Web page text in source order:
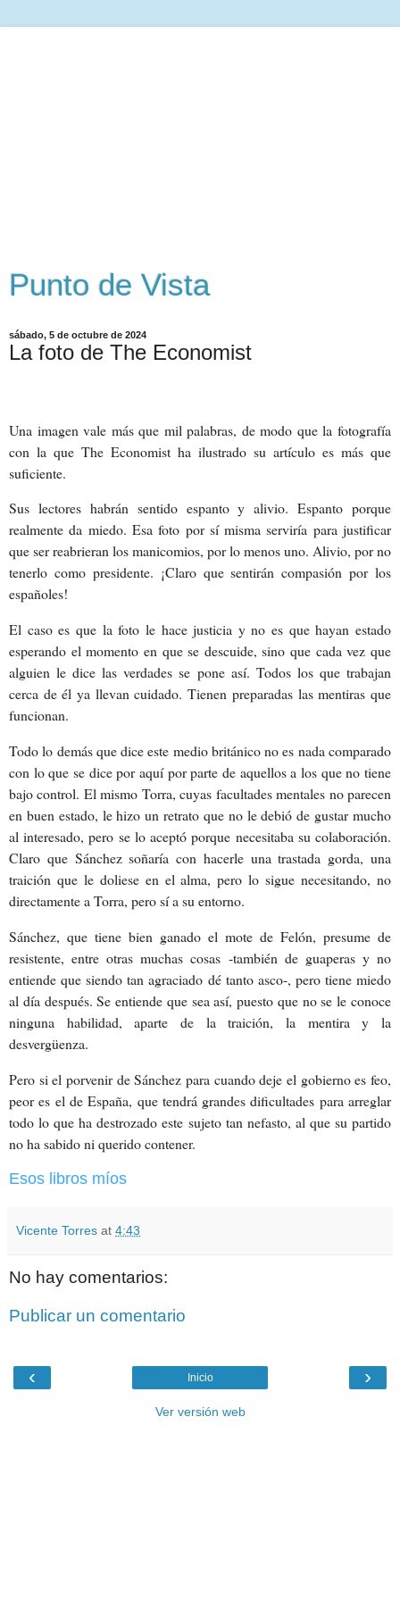
Punto de Vista
sábado, 5 de octubre de 2024
La foto de The Economist
Una imagen vale más que mil palabras, de modo que la fotografía
con la que The Economist ha ilustrado su artículo es más que
suficiente.
Sus lectores habrán sentido espanto y alivio. Espanto porque
realmente da miedo. Esa foto por sí misma serviría para justificar
que ser reabrieran los manicomios, por lo menos uno. Alivio, por no
tenerlo como presidente. ¡Claro que sentirán compasión por los
españoles!
El caso es que la foto le hace justicia y no es que hayan estado
esperando el momento en que se descuide, sino que cada vez que
alguien le dice las verdades se pone así. Todos los que trabajan
cerca de él ya llevan cuidado. Tienen preparadas las mentiras que
funcionan.
Todo lo demás que dice este medio británico no es nada comparado
con lo que se dice por aquí por parte de aquellos a los que no tiene
bajo control. El mismo Torra, cuyas facultades mentales no parecen
en buen estado, le hizo un retrato que no le debió de gustar mucho
al interesado, pero se lo aceptó porque necesitaba su colaboración.
Claro que Sánchez soñaría con hacerle una trastada gorda, una
traición que le doliese en el alma, pero lo sigue necesitando, no
directamente a Torra, pero sí a su entorno.
Sánchez, que tiene bien ganado el mote de Felón, presume de
resistente, entre otras muchas cosas -también de guaperas y no
entiende que siendo tan agraciado dé tanto asco-, pero tiene miedo
al día después. Se entiende que sea así, puesto que no se le conoce
ninguna habilidad, aparte de la traición, la mentira y la
desvergüenza.
Pero si el porvenir de Sánchez para cuando deje el gobierno es feo,
peor es el de España, que tendrá grandes dificultades para arreglar
todo lo que ha destrozado este sujeto tan nefasto, al que su partido
no ha sabido ni querido contener.
Esos libros míos
Vicente Torres at 4:43
No hay comentarios:
Publicar un comentario
‹ ›
Inicio
Ver versión web